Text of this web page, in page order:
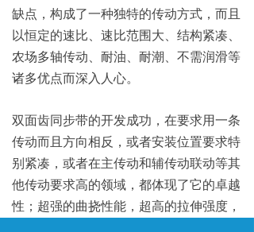
缺点，构成了一种独特的传动方式，而且
以恒定的速比、速比范围大、结构紧凑、
农场多轴传动、耐油、耐潮、不需润滑等
诸多优点而深入人心。
双面齿同步带的开发成功，在要求用一条
传动而且方向相反，或者安装位置要求特
别紧凑，或者在主传动和辅传动联动等其
他传动要求高的领域，都体现了它的卓越
性；超强的曲挠性能，超高的拉伸强度，